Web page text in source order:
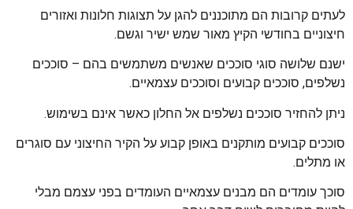
לעתים קרובות הם מתוכננים להגן על תצוגות חלונות ואזורים
חיצוניים בחודשי הקיץ מאור שמש ישיר וגשם.
ישנם שלושה סוגי סוככים שאנשים משתמשים בהם – סוככים
נשלפים, סוככים קבועים וסוככים עצמאיים.
ניתן להחזיר סוככים נשלפים אל החלון כאשר אינם בשימוש.
סוככים קבועים מותקנים באופן קבוע על הקיר החיצוני עם סוגרים
או מתלים.
סוכך עומדים הם מבנים עצמאיים העומדים בפני עצמם מבלי